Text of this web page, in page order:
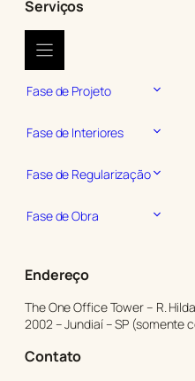
Serviços
Fase de Projeto
Fase de Interiores
Fase de Regularização
Fase de Obra
Endereço
The One Office Tower – R.
2002 – Jundiaí – SP (somente
Contato